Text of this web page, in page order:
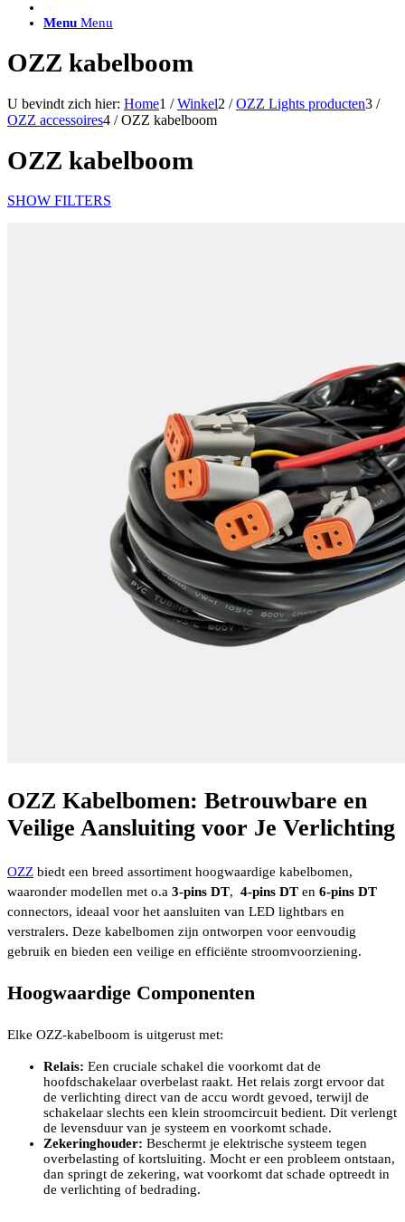
ACCESSOIRES/ AANSLUITMATERIAAL
Can-bus interface
Installatiemateriaal
Connectoren
Bedieningspanelen met kabel
Draadloos bedienen
LED ACHTERLICHTEN
Menu Menu
OZZ kabelboom
U bevindt zich hier: Home1 / Winkel2 / OZZ Lights producten3 /
OZZ accessoires4 / OZZ kabelboom
OZZ kabelboom
SHOW FILTERS
OZZ Kabelbomen: Betrouwbare en
Veilige Aansluiting voor Je Verlichting
OZZ biedt een breed assortiment hoogwaardige kabelbomen,
waaronder modellen met o.a 3-pins DT, 4-pins DT en 6-pins DT
connectors, ideaal voor het aansluiten van LED lightbars en
verstralers. Deze kabelbomen zijn ontworpen voor eenvoudig
gebruik en bieden een veilige en efficiënte stroomvoorziening.
Hoogwaardige Componenten
Elke OZZ-kabelboom is uitgerust met:
Relais: Een cruciale schakel die voorkomt dat de
hoofdschakelaar overbelast raakt. Het relais zorgt ervoor dat
de verlichting direct van de accu wordt gevoed, terwijl de
schakelaar slechts een klein stroomcircuit bedient. Dit verlengt
de levensduur van je systeem en voorkomt schade.
Zekeringhouder: Beschermt je elektrische systeem tegen
overbelasting of kortsluiting. Mocht er een probleem ontstaan,
dan springt de zekering, wat voorkomt dat schade optreedt in
de verlichting of bedrading.